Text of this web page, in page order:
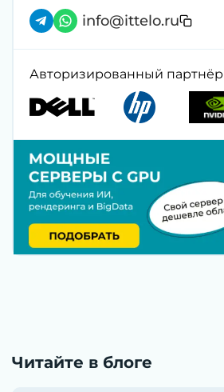
info@ittelo.ru
Авторизированный партнёр
Читайте в блоге